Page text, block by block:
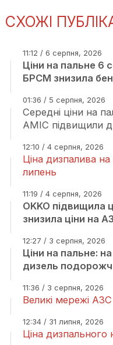
СХОЖІ
11:12 / 6 серпня, 2026
Ціни на пальне 6
БРСМ знизила
01:36 / 5 серпня, 2026
Середні ціни на
AMIC підвищили
12:10 / 4 серпня, 2026
Ціна дизпалива
липень
11:19 / 4 серпня, 2026
OKKO підвищила
знизила ціни на
12:27 / 3 серпня, 2026
Ціни на пальне:
дизель
11:36 / 3 серпня, 2026
Великі мережі
12:34 / 31 липня, 2026
Ціна